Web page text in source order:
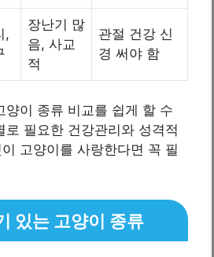
,
장난기 많
음, 사교
적
관절 건강 신
경 써야 함
양이 종류 비교를 쉽게 할 수
로 필요한 건강관리와 성격적
고양이를 사랑한다면 꼭 필
있는 고양이 종류